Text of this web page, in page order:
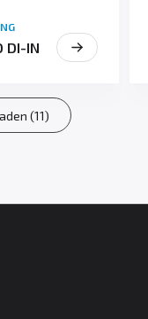
DI-IN
(11)